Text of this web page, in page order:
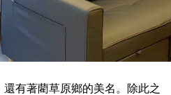
有著藺草原鄉的美名。除此之